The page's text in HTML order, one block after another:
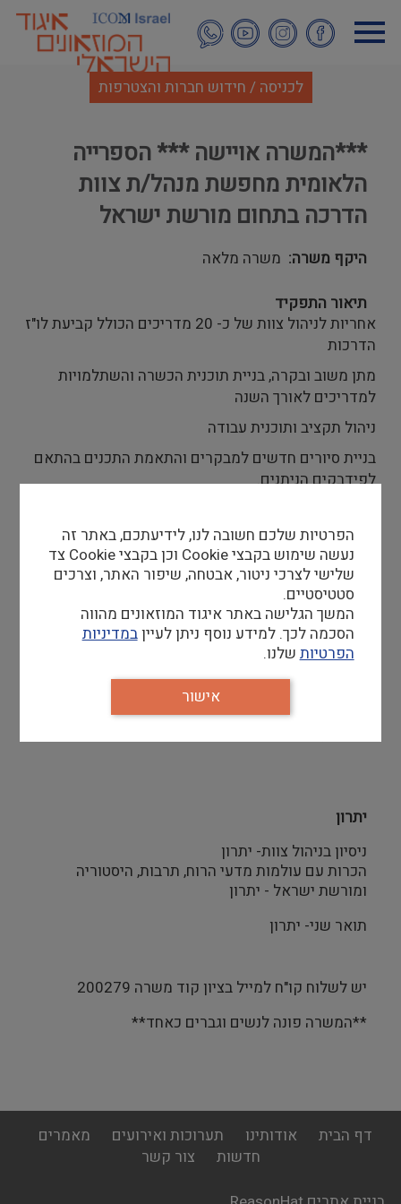
לתוכן
העיקרי
לכניסה / חידוש חברות והצטרפות
***המשרה אויישה *** הספרייה
הלאומית מחפשת מנהל/ת צוות
הדרכה בתחום מורשת ישראל
היקף משרה משרה מלאה
תיאור התפקיד
אחריות לניהול צוות של כ- 20 מדריכים הכולל קביעת לו"ז
הדרכות
מתן משוב ובקרה, בניית תוכנית הכשרה והשתלמויות
למדריכים לאורך השנה
ניהול תקציב ותוכנית עבודה
בניית סיורים חדשים למבקרים והתאמת התכנים בהתאם
לפידבקים הניתנים.
ובהתאמת ההדרכות לקהלי יעד שונים ומחוברות לעולמות
מדעי הרוח, תרבות, היסטוריה ומורשת ישראל
דרישות סף
*תואר ראשון- חובה.
*ניסיון קודם למשך שנתיים לפחות בתחומי הדרכה
*יכולת הובלה, יוזמה ואהבה עזה לעולם ההדרכה
*נכונות למשרה מלאה בירושלים
יתרון
ניסיון בניהול צוות- יתרון
הכרות עם עולמות מדעי הרוח, תרבות, היסטוריה
ומורשת ישראל - יתרון
תואר שני- יתרון
יש לשלוח קו"ח למייל בציון קוד משרה 200279
**המשרה פונה לנשים וגברים כאחד**
footer
menu
דף הבית אודותינו תערוכות ואירועים
מאמרים
חדשות
צור קשר
הפרטיות שלכם חשובה לנו, לידיעתכם, באתר זה
נעשה שימוש בקבצי Cookie וכן בקבצי Cookie צד
שלישי לצרכי ניטור, אבטחה, שיפור האתר, וצרכים
סטטיסטיים.
המשך הגלישה באתר איגוד המוזאונים מהווה
הסכמה לכך. למידע נוסף ניתן לעייןבמדיניות
הפרטיותשלנו.
אישור